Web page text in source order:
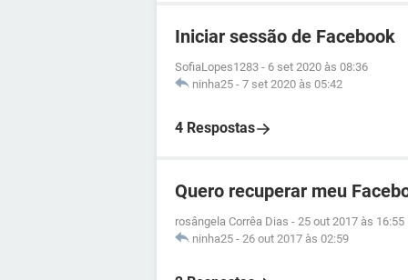
Iniciar sessão de Facebook
SofiaLopes1283 - 6 set 2020 às 08:36
ninha25 - 7 set 2020 às 05:42
4 Respostas
Quero recuperar meu
rosângela Corrêa Dias - 25 out 2017 às 16:55
ninha25 - 26 out 2017 às 02:59